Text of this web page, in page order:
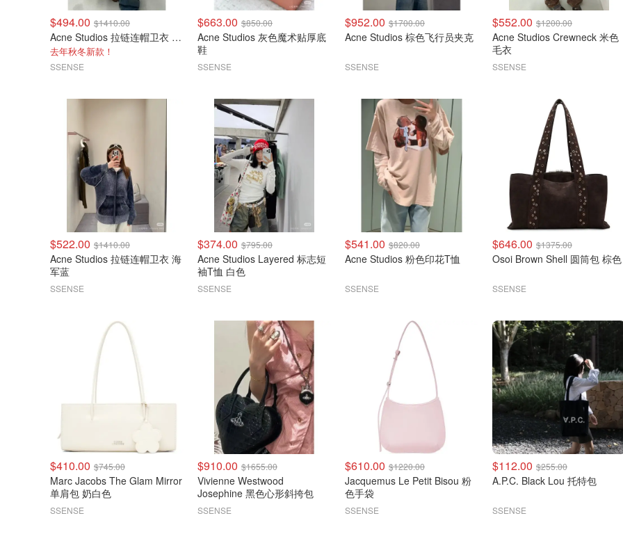
$494.00 $1410.00
Acne Studios 拉链连帽卫衣 酒红色
去年秋冬新款！
SSENSE
$663.00 $850.00
Acne Studios 灰色魔术贴厚底
鞋
SSENSE
$952.00 $1700.00
Acne Studios 棕色飞行员夹克
SSENSE
$552.00 $1200.00
Acne Studios Crewneck 米色
毛衣
SSENSE
$522.00 $1410.00
Acne Studios 拉链连帽卫衣 海
军蓝
SSENSE
$374.00 $795.00
Acne Studios Layered 标志短
袖T恤 白色
SSENSE
$541.00 $820.00
Acne Studios 粉色印花T恤
SSENSE
$646.00 $1375.00
Osoi Brown Shell 圆筒包 棕色
SSENSE
$410.00 $745.00
Marc Jacobs The Glam Mirror
单肩包 奶白色
SSENSE
$910.00 $1655.00
Vivienne Westwood
Josephine 黑色心形斜挎包
SSENSE
$610.00 $1220.00
Jacquemus Le Petit Bisou 粉
色手袋
SSENSE
$112.00 $255.00
A.P.C. Black Lou 托特包
SSENSE